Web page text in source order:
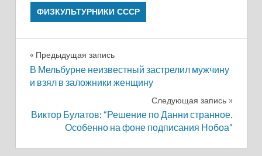
ФИЗКУЛЬТУРНИКИ СССР
Навигация
по
Предыдущая запись
В Мельбурне неизвестный застрелил мужчину
и взял в заложники женщину
Следующая запись
Виктор Булатов: “Решение по Данни странное.
Особенно на фоне подписания Нобоа”